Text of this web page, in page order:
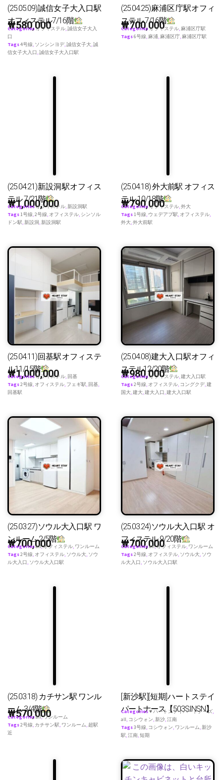
(25.05.09)誠信女子大入口駅
オフィステル7/16階
₩580,000
Categoriesオフィステル 誠信女子大入
口
Tags4号線 ソンシンヨデ 誠信女子大 誠
信女子大入口 誠信女子大入口駅
(25.04.25)麻浦区庁駅オフィ
ステル 7/16階
₩700,000
Categoriesオフィステル 麻浦区庁駅
Tags6号線 麻浦 麻浦区庁 麻浦区庁駅
(25.04.21)新設洞駅オフィス
テル 7/21階
₩1,000,000
Categoriesオフィステル,新設洞駅
Tags1号線,2号線, オフィステル, シンソル
ドン駅,新設洞,新設洞駅
(25.04.18) 外大前駅 オフィス
テル 10/18階
₩790,000
Categoriesオフィステル,外大
Tags1号線, ウェデアプ駅, オフィステル,
外大,外大前駅
(25.04.11)回基駅オフィステ
ル11/15階
₩1,000,000
Categoriesオフィステル, 回基
Tags2号線, オフィステル, フェギ駅, 回基,
回基駅
(25.04.08)建大入口駅オフィ
ステル12/20階
₩980,000
Categoriesオフィステル,建大入口駅
Tags2号線, オフィステル, コングクデ,建
国大,建大,建大入口,建大入口駅
(25.03.27)ソウル大入口駅 ワ
ンルーム 2/5階
₩700,000
Categoriesall,オフィステル, ワンルーム
Tags2号線, オフィステル, ソウル大, ソウ
ル大入口, ソウル大入口駅
(25.03.24)ソウル大入口駅 オ
フィステル 9/20階
₩700,000
Categoriesall,オフィステル, ワンルーム
Tags2号線, オフィステル, ソウル大, ソウ
ル大入口, ソウル大入口駅
(25.03.18) カチサン駅 ワンル
ーム 3/4階
₩570,000
Categoriesall,ワンルーム
Tags2号線, カチサン駅, ワンルーム, 超駅
近
[新沙駅][短期]ハートステイ
パートナース【503SINSN】
Categories♥ ハートステイパートナーズ,
all, コシウォン,新沙,江南
Tags3号線, コシウォン, ワンルーム,新沙
駅,江南,短期